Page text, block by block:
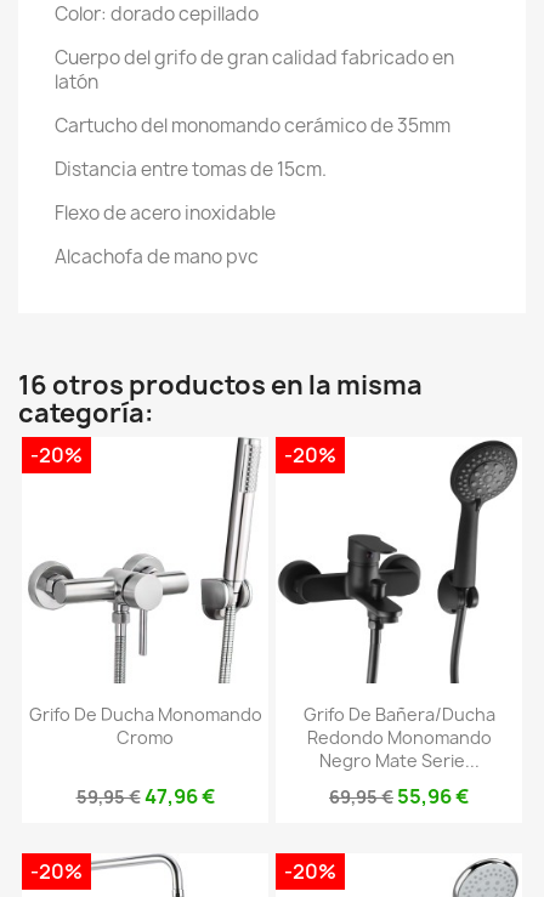
Color: dorado cepillado
Cuerpo del grifo de gran calidad fabricado en
latón
Cartucho del monomando cerámico de 35mm
Distancia entre tomas de 15cm.
Flexo de acero inoxidable
Alcachofa de mano pvc
16 otros productos en la misma
categoría:
Grifo De Ducha Monomando
Cromo
59,95 €47,96 €
-20%
Grifo De Bañera/ducha
Redondo Monomando
Negro Mate Serie...
69,95 € 55,96 €
-20%
-20%
-20%